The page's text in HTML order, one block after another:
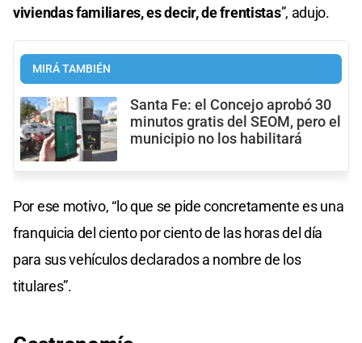
viviendas familiares, es decir, de frentistas”, adujo.
MIRÁ TAMBIÉN
Santa Fe: el Concejo aprobó 30
minutos gratis del SEOM, pero el
municipio no los habilitará
Por ese motivo, “lo que se pide concretamente es una
franquicia del ciento por ciento de las horas del día
para sus vehículos declarados a nombre de los
titulares”.